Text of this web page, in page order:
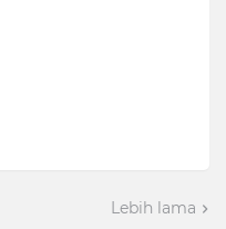
Lebih lama